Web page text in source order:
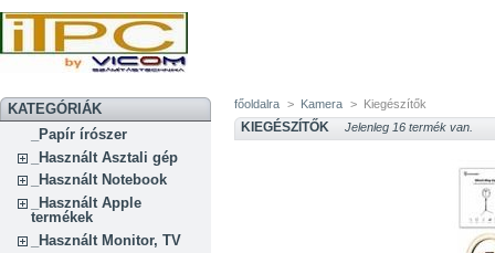
KATEGÓRIÁK
_Papír írószer
_Használt Asztali gép
_Használt Notebook
_Használt Apple
termékek
_Használt Monitor, TV
főoldalra > Kamera > Kiegészítők
KIEGÉSZÍTŐK Jelenleg 16 termék van.